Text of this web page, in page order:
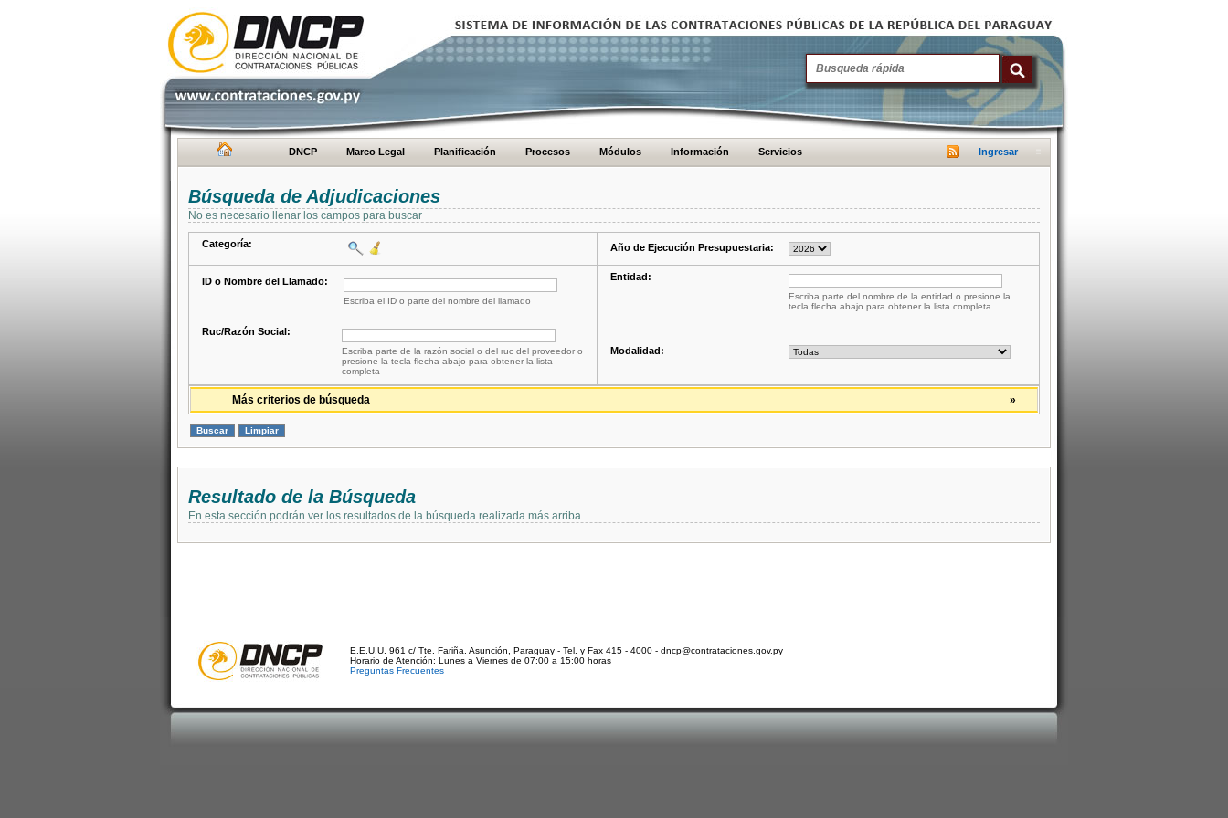
DNCP Marco Legal Planificación Procesos Módulos Información Servicios Ingresar
Búsqueda de Adjudicaciones
No es necesario llenar los campos para buscar
Categoría: Año de Ejecución Presupuestaria:
ID o Nombre del Llamado:
Escriba el ID o parte del nombre del llamado
Entidad:
Escriba parte del nombre de la entidad o presione la
tecla flecha abajo para obtener la lista completa
Ruc/Razón Social:
Escriba parte de la razón social o del ruc del proveedor o
presione la tecla flecha abajo para obtener la lista
completa
Modalidad:
»
Más criterios de búsqueda
Resultado de la Búsqueda
En esta sección podrán ver los resultados de la búsqueda realizada más arriba.
E.E.U.U. 961 c/ Tte. Fariña. Asunción, Paraguay - Tel. y Fax 415 - 4000 - dncp@contrataciones.gov.py
Horario de Atención: Lunes a Viernes de 07:00 a 15:00 horas
Preguntas Frecuentes